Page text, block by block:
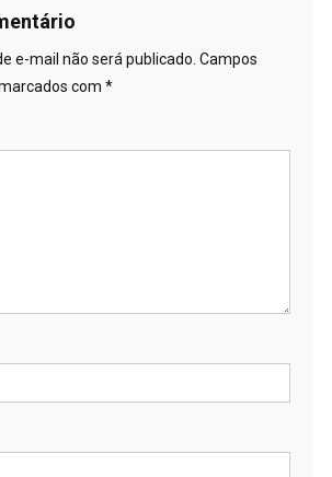
e-mail não será publicado. Campos
com *